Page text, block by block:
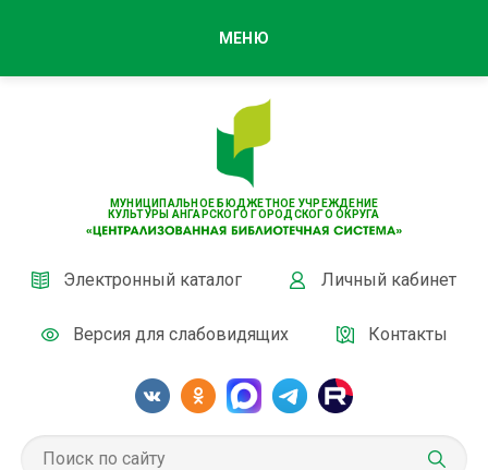
МУНИЦИПАЛЬНОЕ БЮДЖЕТНОЕ УЧРЕЖДЕНИЕ
КУЛЬТУРЫ АНГАРСКОГО ГОРОДСКОГО ОКРУГА
Электронный каталог Личный кабинет
Версия для слабовидящих Контакты
МЕНЮ